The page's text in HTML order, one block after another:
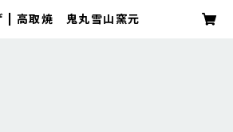
| 高取焼 鬼丸雪山窯元